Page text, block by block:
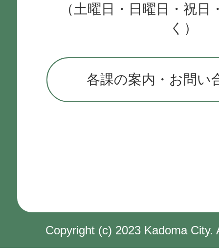
（土曜日・日曜日・祝日
く）
各課の案内・お問い
Copyright (c) 2023 Kadoma City.